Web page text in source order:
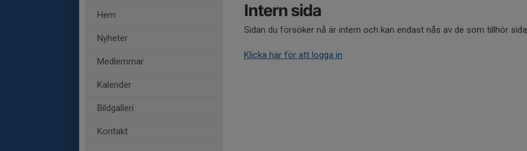
Hem
Nyheter
Medlemmar
Kalender
Bildgalleri
Kontakt
Intern sida
Sidan du försöker nå är intern och kan endast nås av de som tillhör
Klicka här för att logga in